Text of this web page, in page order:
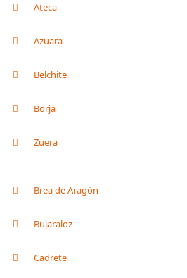
Ateca
Azuara
Belchite
Borja
Zuera
Brea de Aragón
Bujaraloz
Cadrete